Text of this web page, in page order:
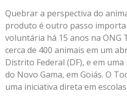
Quebrar a perspectiva do
produto é outro passo
voluntária há 15 anos na ONG
cerca de 400 animais em um
Distrito Federal (DF), e em
do Novo Gama, em Goiás. O
uma iniciativa direta em escolas